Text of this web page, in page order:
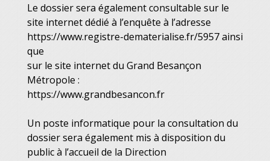
Le dossier sera également consultable sur le
site internet dédié à l’enquête à l’adresse
https://www.registre-dematerialise.fr/5957 ainsi
que
sur le site internet du Grand Besançon
Métropole :
https://www.grandbesancon.fr
Un poste informatique pour la consultation du
dossier sera également mis à disposition du
public à l’accueil de la Direction